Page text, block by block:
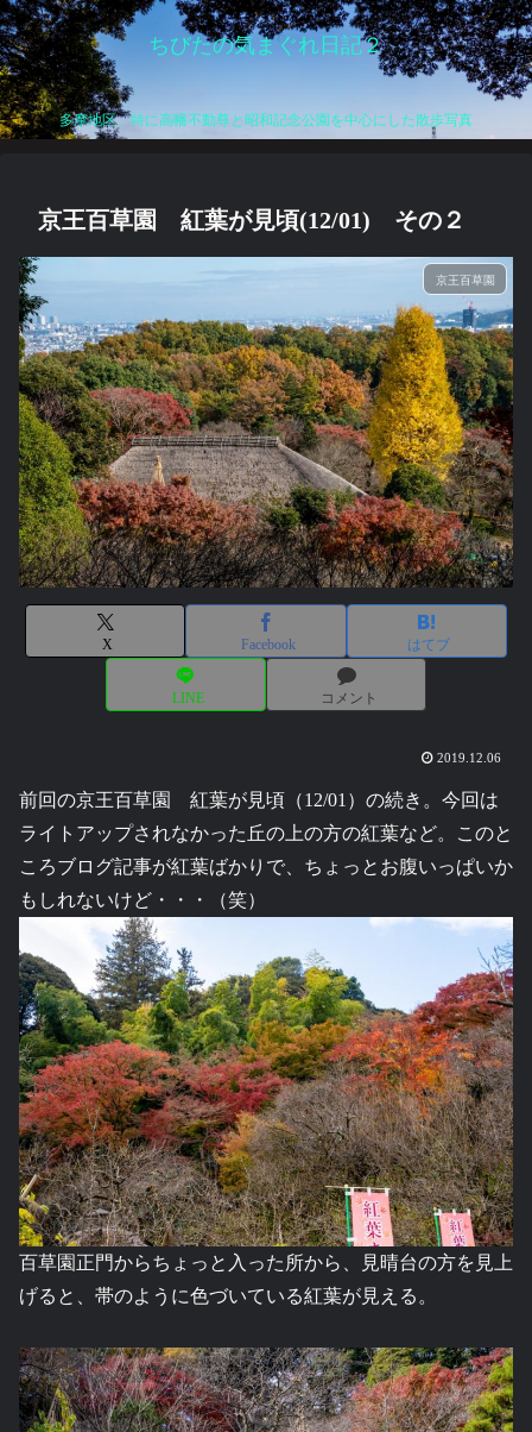
ちびたの気まぐれ日記２
多摩地区、特に高幡不動尊と昭和記念公園を中心にした散歩写真
京王百草園 紅葉が見頃(12/01) その２
京王百草園
X Facebook はてブ
LINE コメント
2019.12.06
前回の京王百草園 紅葉が見頃（12/01）の続き。今回は
ライトアップされなかった丘の上の方の紅葉など。このと
ころブログ記事が紅葉ばかりで、ちょっとお腹いっぱいか
もしれないけど・・・（笑）
百草園正門からちょっと入った所から、見晴台の方を見上
げると、帯のように色づいている紅葉が見える。